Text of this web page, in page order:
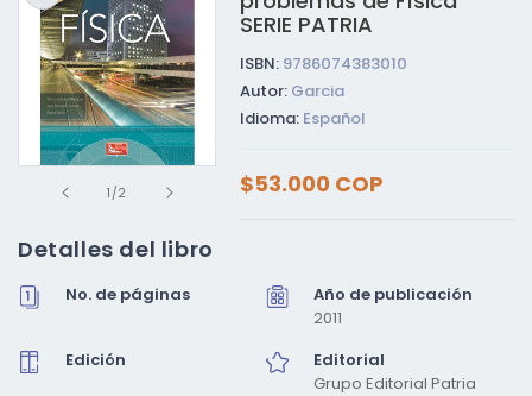
producto
elemento
en
ventana
modal
1 /de
2
SERIE PATRIA
ISBN: 9786074383010
Autor: Garcia
Idioma: Español
Precio
habitual
$53.000 COP
Detalles del libro
No. de páginas
Año de publicación
2011
Edición
Editorial
Grupo Editorial Patria